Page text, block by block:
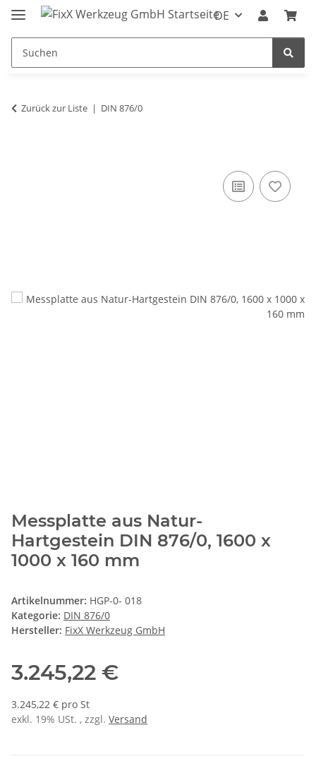
DE
Zurück zur Liste DIN 876/0
Messplatte aus Natur-
Hartgestein DIN 876/0, 1600 x
1000 x 160 mm
Artikelnummer: HGP-0- 018
Kategorie: DIN 876/0
Hersteller: FixX Werkzeug GmbH
3.245,22 €
3.245,22 € pro St
exkl. 19% USt. , zzgl. Versand